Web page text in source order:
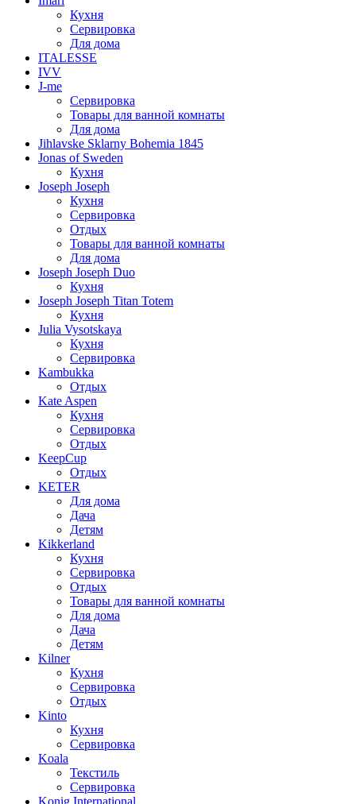
Кухня
Сервировка
Для дома
ITALESSE
IVV
J-me
Сервировка
Товары для ванной комнаты
Для дома
Jihlavske Sklarny Bohemia 1845
Jonas of Sweden
Кухня
Joseph Joseph
Кухня
Сервировка
Отдых
Товары для ванной комнаты
Для дома
Joseph Joseph Duo
Кухня
Joseph Joseph Titan Totem
Кухня
Julia Vysotskaya
Кухня
Сервировка
Kambukka
Отдых
Kate Aspen
Кухня
Сервировка
Отдых
KeepCup
Отдых
KETER
Для дома
Дача
Детям
Kikkerland
Кухня
Сервировка
Отдых
Товары для ванной комнаты
Для дома
Дача
Детям
Kilner
Кухня
Сервировка
Отдых
Kinto
Кухня
Сервировка
Koala
Текстиль
Сервировка